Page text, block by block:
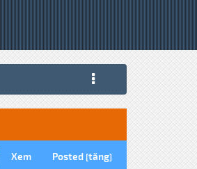
Xem Posted [tăng]